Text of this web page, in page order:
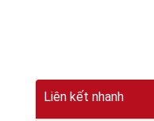
Liên kết nhanh